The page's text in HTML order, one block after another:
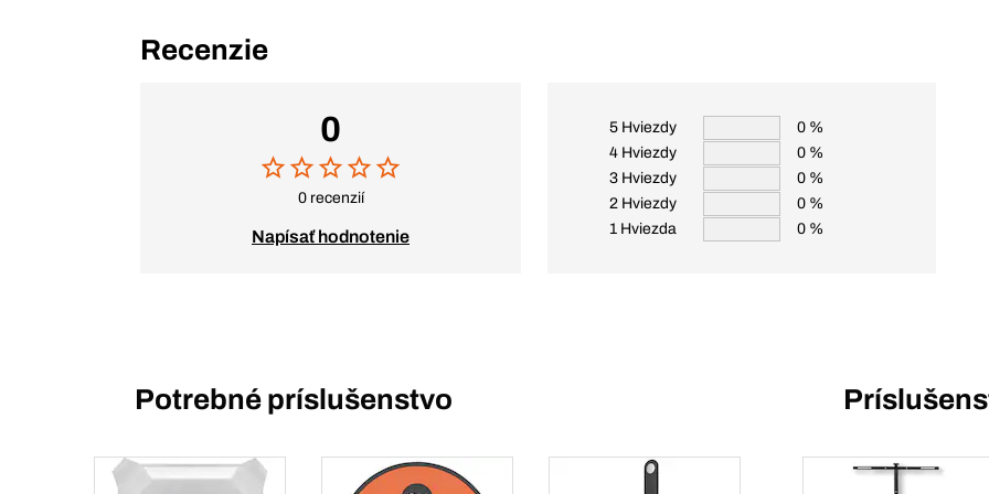
Recenzie
0
0 recenzií
Napísať hodnotenie
5 Hviezdy
0 %
4 Hviezdy
0 %
3 Hviezdy
0 %
2 Hviezdy
0 %
1 Hviezda
0 %
Potrebné príslušenstvo